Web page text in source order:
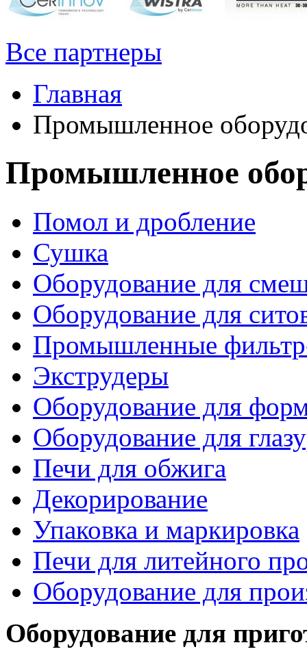
Все партнеры
Главная
Промышленное
Промышленное
Помол и дробление
Сушка
Оборудование для
Оборудование для
Промышленные
Экструдеры
Оборудование для
Оборудование для
Печи для обжига
Декорирование
Упаковка и маркировка
Печи для литейного
Оборудование для
Оборудование для